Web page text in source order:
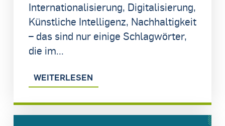
Internationalisierung, Digitalisierung,
Künstliche Intelligenz, Nachhaltigkeit
– das sind nur einige Schlagwörter,
die im...
WEITERLESEN